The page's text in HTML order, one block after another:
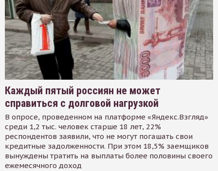
Каждый пятый россиян не может
справиться с долговой нагрузкой
В опросе, проведенном на платформе «Яндекс.Взгляд»
среди 1,2 тыс. человек старше 18 лет, 22%
респондентов заявили, что не могут погашать свои
кредитные задолженности. При этом 18,5% заемщиков
вынуждены тратить на выплаты более половины своего
ежемесячного доход